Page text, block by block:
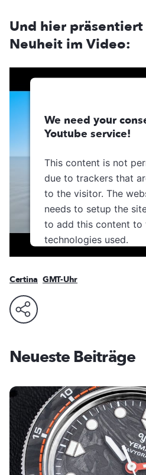
Und hier
Neuheit im Video:
We need your
Youtube service!
This content is not
due to trackers that
to the visitor. The
needs to setup the
to add this content to
technologies used.
Certina GMT-Uhr
Neueste Beiträge